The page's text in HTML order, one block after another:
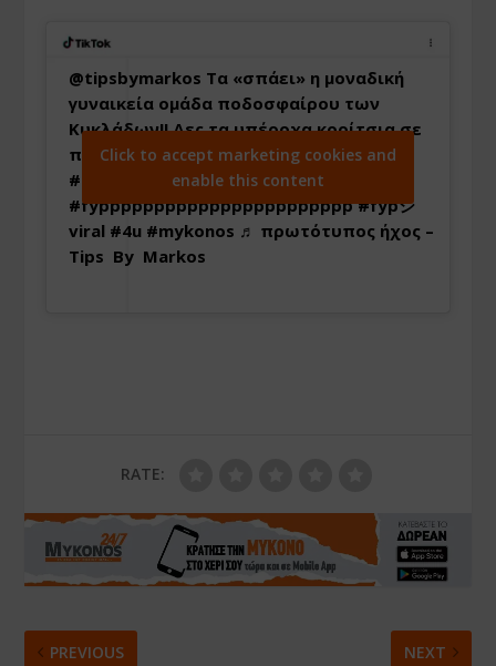
@tipsbymarkos Τα «σπάει» η μοναδική
γυναικεία ομάδα ποδοσφαίρου των
Κυκλάδων!! Δες τα υπέροχα κορίτσια σε
περίτεχνες ενέργειες…#fyp #xybca
#foryou
#foryourpage #foru #fypage
#fyppppppppppppppppppppppp #fypシ゚
viral #4u #mykonos ♬ πρωτότυπος ήχος –
Tips By Markos
Click to accept marketing cookies and
enable this content
RATE:
PREVIOUS NEXT